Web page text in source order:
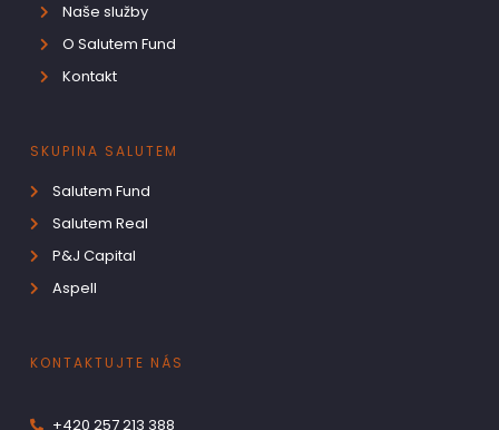
Naše služby
O Salutem Fund
Kontakt
SKUPINA SALUTEM
Salutem Fund
Salutem Real
P&J Capital
Aspell
KONTAKTUJTE NÁS
+420 257 213 388